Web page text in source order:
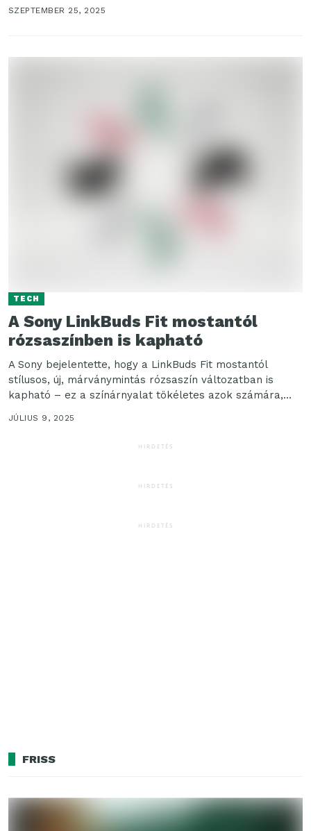
SZEPTEMBER 25, 2025
TECH
A Sony LinkBuds Fit mostantól
rózsaszínben is kapható
A Sony bejelentette, hogy a LinkBuds Fit mostantól
stílusos, új, márványmintás rózsaszín változatban is
kapható – ez a színárnyalat tökéletes azok számára,
akik...
JÚLIUS 9, 2025
HIRDETÉS
HIRDETÉS
HIRDETÉS
FRISS